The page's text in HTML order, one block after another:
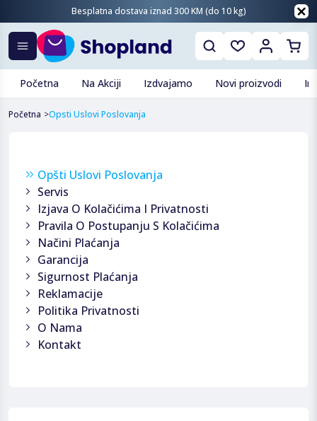
Besplatna dostava iznad 300 KM (do 10 kg)
Početna Na Akciji Izdvajamo Novi proizvodi
Početna >Opsti Uslovi Poslovanja
Opšti Uslovi Poslovanja
Servis
Izjava O Kolačićima I Privatnosti
Pravila O Postupanju S Kolačićima
Načini Plaćanja
Garancija
Sigurnost Plaćanja
Reklamacije
Politika Privatnosti
O Nama
Kontakt